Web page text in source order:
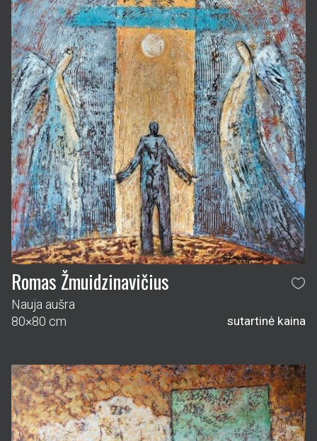
Romas Žmuidzinavičius
Nauja aušra
80×80 cm
sutartinė kaina